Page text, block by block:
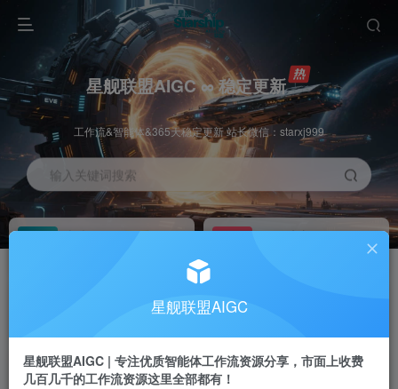
星舰联盟AIGC ∞ 稳定更新
工作流&智能体&365天稳定更新 站长微信：starxj999
输入关键词搜索
加入会员 工作流主页
每周免费工作流 体验
站长招募
推荐
星舰联盟AIGC
星舰联盟AIGC | 专注优质智能体工作流资源分享，市面上收费
几百几千的工作流资源这里全部都有！